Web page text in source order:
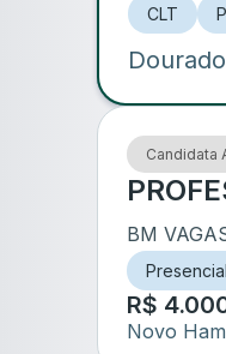
CLT
Candidata
BM
Presencial
R$
Novo